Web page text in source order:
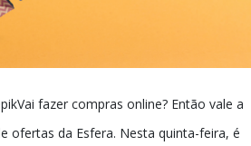
fazer compras online? Então vale a
ofertas da Esfera. Nesta quinta-feira, é